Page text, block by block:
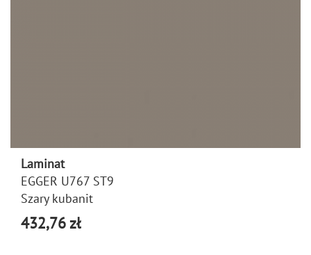
Laminat
EGGER U767 ST9
Szary kubanit
432,76 zł